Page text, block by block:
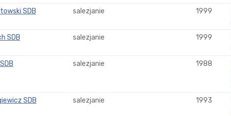
SDB
salezjanie 1999
SDB
salezjanie 1999
salezjanie 1988
SDB
salezjanie 1993